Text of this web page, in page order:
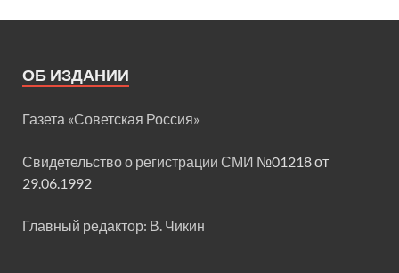
ОБ ИЗДАНИИ
Газета «Советская Россия»
Свидетельство о регистрации СМИ №01218 от
29.06.1992
Главный редактор: В. Чикин